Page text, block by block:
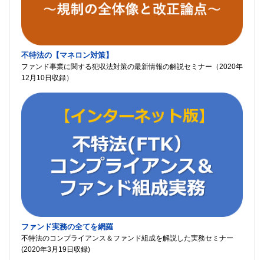
不特法の【マネロン対策】
ファンド事業に関する犯収法対策の最新情報の解説セミナー（2020年
12月10日収録）
ファンド実務の全てを網羅
不特法のコンプライアンス＆ファンド組成を解説した実務セミナー
(2020年3月19日収録)